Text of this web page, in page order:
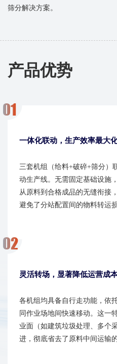
筛分解决方案。
产品优势
一体化联动，生产效率最大
三套机组（给料+破碎+筛分）
动生产线。无需固定基础设施
从原料到合格成品的无缝衔接
避免了分站配置间的物料转运损
灵活转场，显著降低运营成
各机组均具备自行走功能，依
同作业场地间快速移动。这一
业面（如建筑垃圾处理、多个
进，彻底省去了原料中间运输